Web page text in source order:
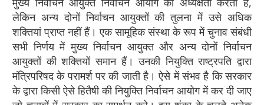
लेकिन अन्य दोनों निर्वाचन आयुक्तों की तुलना में उसे अधिक
शक्तियां प्राप्त नहीं हैं। एक सामूहिक संस्था के रूप में चुनाव संबंधी
सभी निर्णय में मुख्य निर्वाचन आयुक्त और अन्य दोनों निर्वाचन
आयुक्तों की शक्तियों समान हैं। उनकी नियुक्ति राष्ट्रपति द्वारा
मंत्रिपरिषद के परामर्श पर की जाती है। ऐसे में संभव है कि सरकार
के द्वारा किसी ऐसे हितैषी की नियुक्ति निर्वाचन आयोग में कर दी जाए